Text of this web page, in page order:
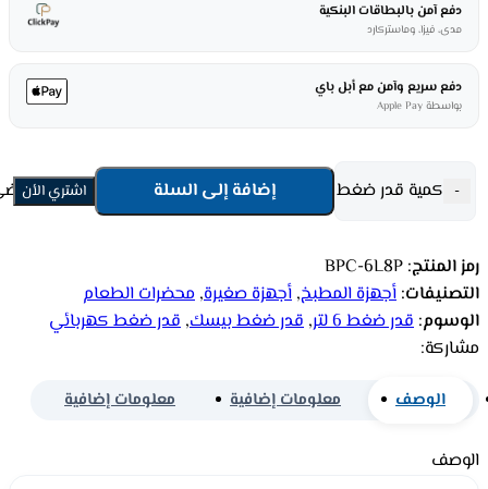
دفع آمن بالبطاقات البنكية
مدى، فيزا، وماستركارد
دفع سريع وآمن مع أبل باي
بواسطة Apple Pay
- كمية قدر ضغط كهربائي بيسك 1000 واط - 6 لتر - 8 برامج - فضي BPC-6L8Pإضافة إلى السلة اشتري الأن
رمز المنتج: BPC-6L8P
التصنيفات: أجهزة المطبخ, أجهزة صغيرة, محضرات الطعام
الوسوم: قدر ضغط 6 لتر , قدر ضغط بيسك, قدر ضغط كهربائي
مشاركة:
الوصف معلومات إضافية معلومات إضافية
الوصف